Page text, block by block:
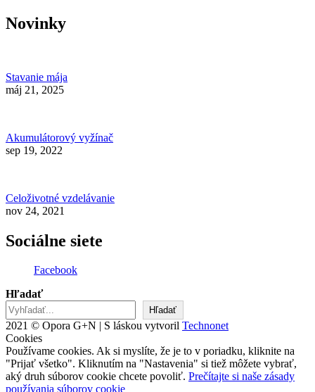
Novinky
Stavanie mája
máj 21, 2025
Akumulátorový vyžínač
sep 19, 2022
Celoživotné vzdelávanie
nov 24, 2021
Sociálne siete
Facebook
Hľadať
Hľadať
2021 © Opora G+N | S láskou vytvoril Technonet
Cookies
Používame cookies. Ak si myslíte, že je to v poriadku, kliknite na
"Prijať všetko". Kliknutím na "Nastavenia" si tiež môžete vybrať,
aký druh súborov cookie chcete povoliť. Prečítajte si naše zásady
používania súborov cookie